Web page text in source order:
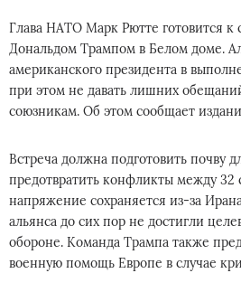
Глава НАТО Марк Рютте готовится к
Дональдом Трампом в Белом доме.
американского президента в
при этом не давать лишних
союзникам. Об этом сообщает
Встреча должна подготовить почву
предотвратить конфликты между
напряжение сохраняется из-за
альянса до сих пор не достигли
обороне. Команда Трампа также
военную помощь Европе в случае